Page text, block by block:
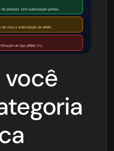
pessoas. Sem autorização prévia.
risco e autorização da ANAC.
de tipo (RBAC 21).